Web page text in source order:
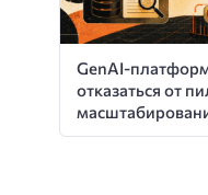
GenAI-
отказаться от